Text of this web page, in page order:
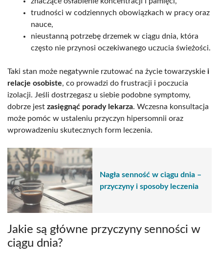
trudności w codziennych obowiązkach w pracy oraz
nauce,
nieustanną potrzebę drzemek w ciągu dnia, która
często nie przynosi oczekiwanego uczucia świeżości.
Taki stan może negatywnie rzutować na życie towarzyskie i
relacje osobiste, co prowadzi do frustracji i poczucia
izolacji. Jeśli dostrzegasz u siebie podobne symptomy,
dobrze jest zasięgnąć porady lekarza. Wczesna konsultacja
może pomóc w ustaleniu przyczyn hipersomnii oraz
wprowadzeniu skutecznych form leczenia.
Nagła senność w ciągu dnia –
przyczyny i sposoby leczenia
Jakie są główne przyczyny senności w
ciągu dnia?